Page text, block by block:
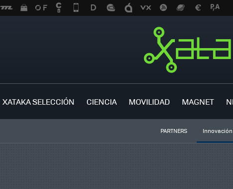
XATAKA SELECCIÓN CIENCIA MOVILIDAD MAGNET
PARTNERS Innovación